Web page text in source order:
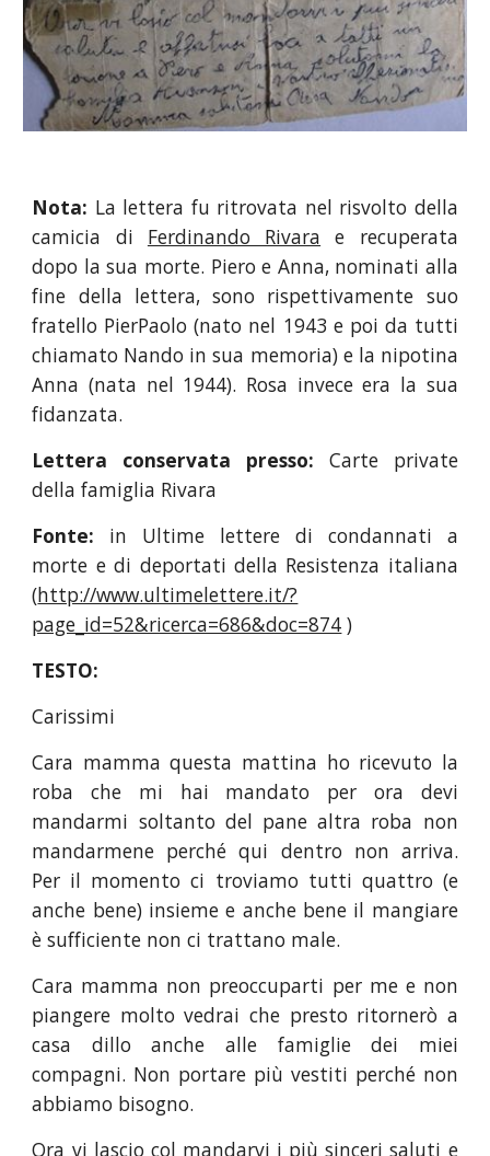
Nota: La lettera fu ritrovata nel risvolto della
camicia di Ferdinando Rivara e recuperata
dopo la sua morte. Piero e Anna, nominati alla
fine della lettera, sono rispettivamente suo
fratello PierPaolo (nato nel 1943 e poi da tutti
chiamato Nando in sua memoria) e la nipotina
Anna (nata nel 1944). Rosa invece era la sua
fidanzata.
Lettera conservata presso: Carte private
della famiglia Rivara
Fonte: in Ultime lettere di condannati a
morte e di deportati della Resistenza italiana
(http://www.ultimelettere.it/?
page_id=52&ricerca=686&doc=874 )
TESTO:
Carissimi
Cara mamma questa mattina ho ricevuto la
roba che mi hai mandato per ora devi
mandarmi soltanto del pane altra roba non
mandarmene perché qui dentro non arriva.
Per il momento ci troviamo tutti quattro (e
anche bene) insieme e anche bene il mangiare
è sufficiente non ci trattano male.
Cara mamma non preoccuparti per me e non
piangere molto vedrai che presto ritornerò a
casa dillo anche alle famiglie dei miei
compagni. Non portare più vestiti perché non
abbiamo bisogno.
Ora vi lascio col mandarvi i più sinceri saluti e